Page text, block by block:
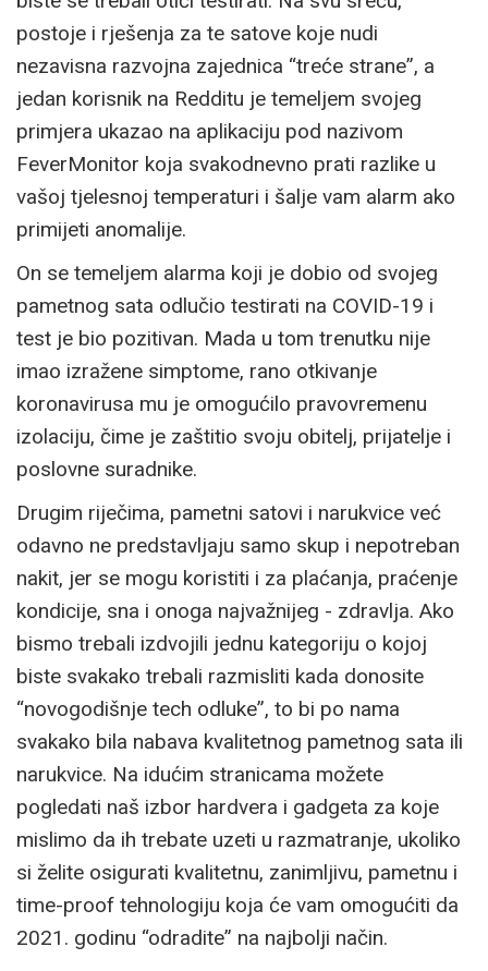
postoje i rješenja za te satove koje nudi
nezavisna razvojna zajednica “treće strane”, a
jedan korisnik na Redditu je temeljem svojeg
primjera ukazao na aplikaciju pod nazivom
FeverMonitor koja svakodnevno prati razlike u
vašoj tjelesnoj temperaturi i šalje vam alarm ako
primijeti anomalije.
On se temeljem alarma koji je dobio od svojeg
pametnog sata odlučio testirati na COVID-19 i
test je bio pozitivan. Mada u tom trenutku nije
imao izražene simptome, rano otkivanje
koronavirusa mu je omogućilo pravovremenu
izolaciju, čime je zaštitio svoju obitelj, prijatelje i
poslovne suradnike.
Drugim riječima, pametni satovi i narukvice već
odavno ne predstavljaju samo skup i nepotreban
nakit, jer se mogu koristiti i za plaćanja, praćenje
kondicije, sna i onoga najvažnijeg - zdravlja. Ako
bismo trebali izdvojili jednu kategoriju o kojoj
biste svakako trebali razmisliti kada donosite
“novogodišnje tech odluke”, to bi po nama
svakako bila nabava kvalitetnog pametnog sata ili
narukvice. Na idućim stranicama možete
pogledati naš izbor hardvera i gadgeta za koje
mislimo da ih trebate uzeti u razmatranje, ukoliko
si želite osigurati kvalitetnu, zanimljivu, pametnu i
time-proof tehnologiju koja će vam omogućiti da
2021. godinu “odradite” na najbolji način.